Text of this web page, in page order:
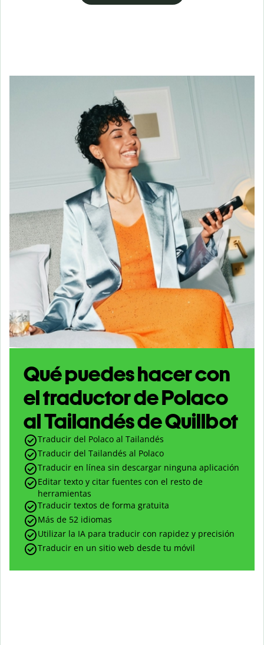
Qué puedes hacer con
el traductor de Polaco
al Tailandés de Quillbot
Traducir del Polaco al Tailandés
Traducir del Tailandés al Polaco
Traducir en línea sin descargar ninguna aplicación
Editar texto y citar fuentes con el resto de
herramientas
Traducir textos de forma gratuita
Más de 52 idiomas
Utilizar la IA para traducir con rapidez y precisión
Traducir en un sitio web desde tu móvil